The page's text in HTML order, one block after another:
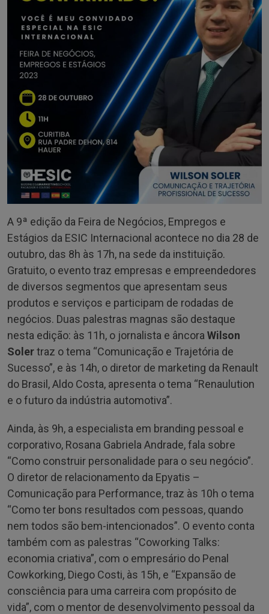
A 9ª edição da Feira de Negócios, Empregos e
Estágios da ESIC Internacional acontece no dia 28 de
outubro, das 8h às 17h, na sede da instituição.
Gratuito, o evento traz empresas e empreendedores
de diversos segmentos que apresentam seus
produtos e serviços e participam de rodadas de
negócios. Duas palestras magnas são destaque
nesta edição: às 11h, o jornalista e âncora Wilson
Solertraz o tema “Comunicação e Trajetória de
Sucesso”, e às 14h, o diretor de marketing da Renault
do Brasil, Aldo Costa, apresenta o tema “Renaulution
e o futuro da indústria automotiva”.
Ainda, às 9h, a especialista em branding pessoal e
corporativo, Rosana Gabriela Andrade, fala sobre
“Como construir personalidade para o seu negócio”.
O diretor de relacionamento da Epyatis –
Comunicação para Performance, traz às 10h o tema
“Como ter bons resultados com pessoas, quando
nem todos são bem-intencionados”. O evento conta
também com as palestras “Coworking Talks:
economia criativa”, com o empresário do Penal
Cowkorking, Diego Costi, às 15h, e “Expansão de
consciência para uma carreira com propósito de
vida”, com o mentor de desenvolvimento pessoal da